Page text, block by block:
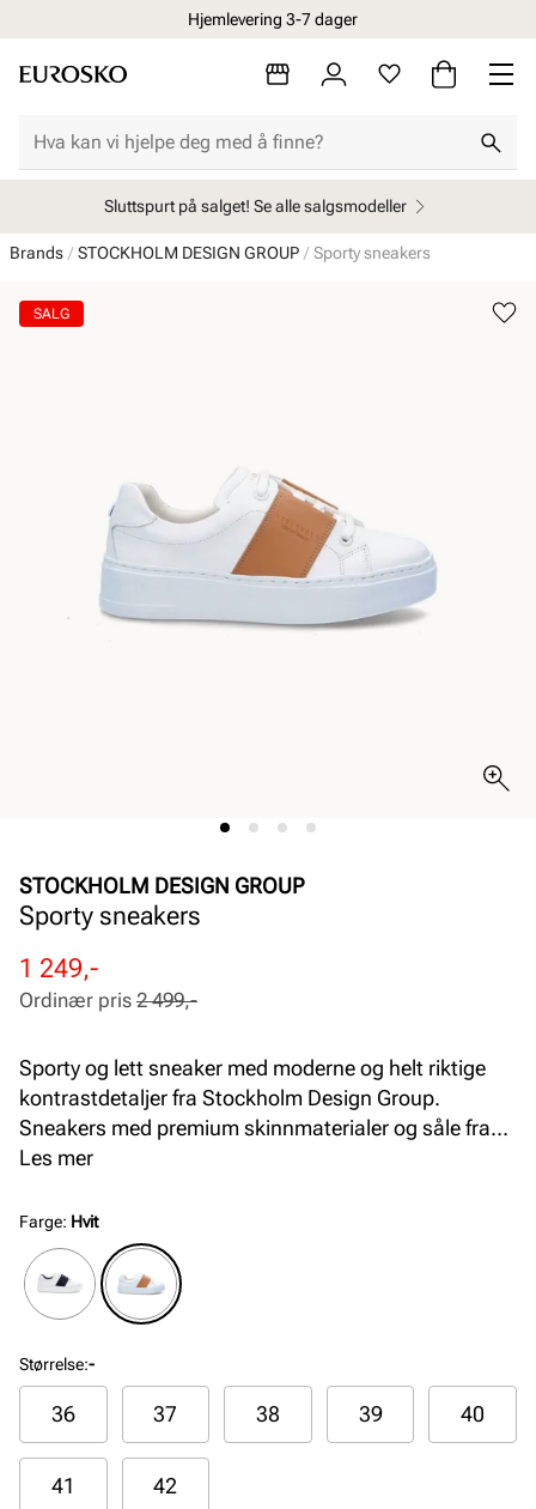
Hjemlevering 3-7 dager
Sluttspurt på salget! Se alle salgsmodeller
Brands STOCKHOLM DESIGN GROUP Sporty sneakers
SALG
STOCKHOLM DESIGN GROUP
Sporty sneakers
Rabattert
pris
1 249,-
Ordinær
pris
Ordinær pris 2 499,-
Sporty og lett sneaker med moderne og helt riktige
kontrastdetaljer fra Stockholm Design Group.
Sneakers med premium skinnmaterialer og såle fra
XtraLight, som er en patentert kvalitetssåle i ekstra
Les mer
Farge: Hvit
Størrelse:-
36 37 38 39 40
41 42